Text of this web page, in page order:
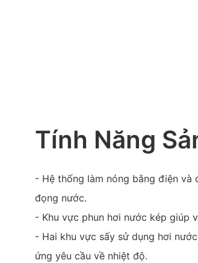
Tính Năng
- Hệ thống làm nóng bằng điện và
đọng nước.
- Khu vực phun hơi nước kép giúp
- Hai khu vực sấy sử dụng hơi
ứng yêu cầu về nhiệt độ.